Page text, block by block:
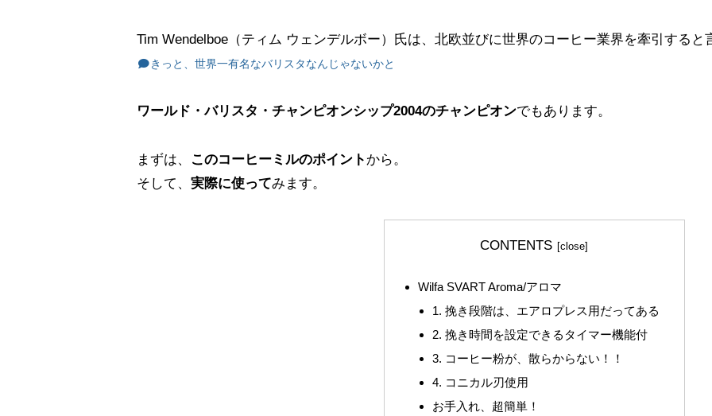
Tim Wendelboe（ティム ウェンデルボー）氏は、北欧並びに世界のコーヒー業界を牽引すると
きっと、世界一有名なバリスタなんじゃないかと
ワールド・バリスタ・チャンピオンシップ2004のチャンピオンでもあります。
まずは、 このコーヒーミルのポイント から。
そして、 実際に使ってみます。
CONTENTS
Wilfa SVART Aroma/アロマ
1. 挽き段階は、エアロプレス用だってある
2. 挽き時間を設定できるタイマー機能付
3. コーヒー粉が、散らからない！！
4. コニカル刃使用
お手入れ、超簡単！